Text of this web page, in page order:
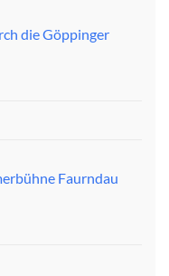
die Göppinger
Faurndau